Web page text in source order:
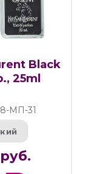
Black
25ml
МП-31